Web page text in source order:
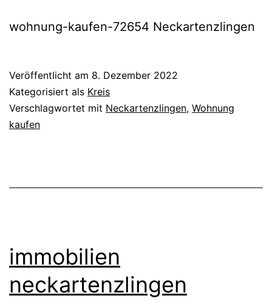
wohnung-kaufen-72654 Neckartenzlingen
Veröffentlicht am 8. Dezember 2022
Kategorisiert als Kreis
Verschlagwortet mit Neckartenzlingen, Wohnung
kaufen
immobilien
neckartenzlingen